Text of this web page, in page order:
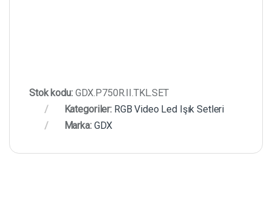
Stok kodu: GDX.P750R.II.TKL.SET
Kategoriler: RGB Video Led Işık Setleri
Marka: GDX